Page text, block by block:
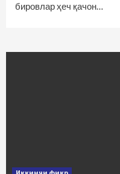
бировлар ҳеч қачон…